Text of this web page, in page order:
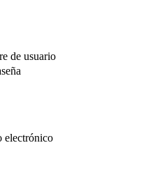
de usuario
electrónico